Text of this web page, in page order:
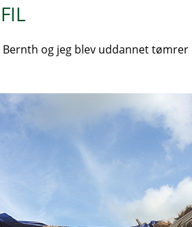
Bernth og jeg blev uddannet